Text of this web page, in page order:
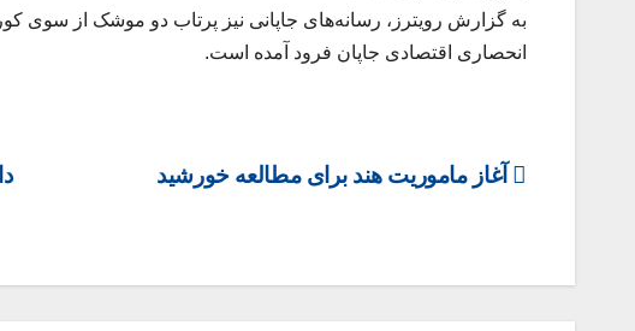
به گزارش رویترز، رسانه‌های جاپانی نیز پرتاب دو موشک از سوی
انحصاری اقتصادی جاپان فرود آمده است.
Post
آغاز ماموریت هند برای مطالعه خورشید